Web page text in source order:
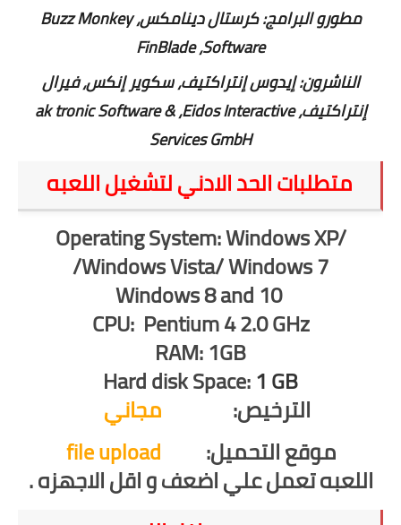
مطورو البرامج:كرستال دينامكس،Buzz Monkey
Software،FinBlade
الناشرون:إيدوس إنتراكتيف، سكوير إنكس، فيرال
إنتراكتيف،Eidos Interactive،ak tronic Software &
Services GmbH
متطلبات الحد الادني لتشغيل اللعبه
Operating System: Windows XP/
Windows Vista/ Windows 7/
Windows 8 and 10
CPU: Pentium 4 2.0 GHz
RAM: 1GB
Hard disk Space:1 GB
الترخيص:
مجاني
موقع التحميل: file upload
اللعبه تعمل علي اضعف و اقل الاجهزه .